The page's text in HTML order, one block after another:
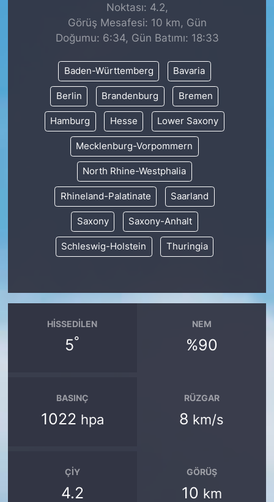
Noktası: 4.2,
Görüş Mesafesi: 10 km, Gün
Doğumu: 6:34, Gün Batımı: 18:33
Baden-Württemberg Bavaria
Berlin Brandenburg Bremen
Hamburg Hesse Lower Saxony
Mecklenburg-Vorpommern
North Rhine-Westphalia
Rhineland-Palatinate Saarland
Saxony Saxony-Anhalt
Schleswig-Holstein Thuringia
HISSEDILEN
5°
NEM
%90
BASINÇ
1022 hpa
RÜZGAR
8 km/s
ÇIY
4.2
GÖRÜŞ
10 km